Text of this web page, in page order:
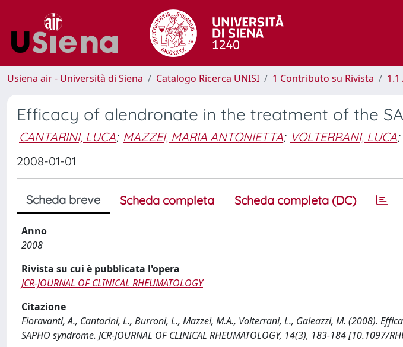
Usiena air - Università di Siena Catalogo Ricerca UNISI 1 Contributo su Rivista
Efficacy of alendronate in the treatment of the
CANTARINI, LUCA; MAZZEI, MARIA ANTONIETTA; VOLTERRANI, LUCA;
2008-01-01
Scheda breve Scheda completa Scheda completa (DC)
Anno
2008
Rivista su cui è pubblicata l'opera
JCR-JOURNAL OF CLINICAL RHEUMATOLOGY
Citazione
Fioravanti, A., Cantarini, L., Burroni, L., Mazzei, M.A., Volterrani, L., Galeazzi, M. (2008).
SAPHO syndrome. JCR-JOURNAL OF CLINICAL RHEUMATOLOGY, 14(3), 183-184 [10.1097/